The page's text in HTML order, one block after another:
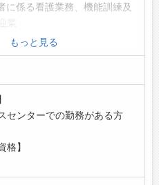
に係る看護業務、機能訓練及
。
チェック、ケア
泄等のケア
転(軽自動車)、運転助手
については面接時に説明い
なし
もっと見る
センターでの勤務がある方
格】